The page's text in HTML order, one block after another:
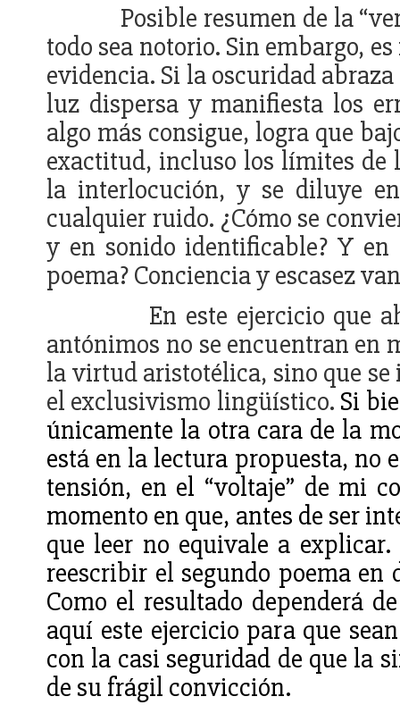
Posible resumen de la
todo sea notorio. Sin embargo,
evidencia. Si la oscuridad
luz dispersa y manifiesta los
algo más consigue, logra que
exactitud, incluso los límites de
la interlocución, y se diluye
cualquier ruido. ¿Cómo se
y en sonido identificable? Y en
poema? Conciencia y escasez
En este ejercicio que
antónimos no se encuentran en
la virtud aristotélica, sino que
el exclusivismo lingüístico. Si
únicamente la otra cara de la
está en la lectura propuesta, no
tensión, en el “voltaje” de mi
momento en que, antes de ser
que leer no equivale a
reescribir el segundo poema en
Como el resultado dependerá
aquí este ejercicio para que
con la casi seguridad de que la
de su frágil convicción.